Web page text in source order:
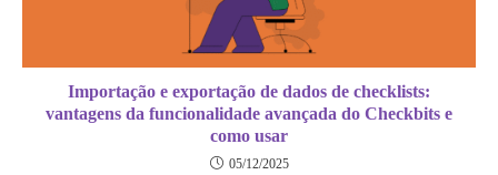
Importação e exportação de dados de checklists:
vantagens da funcionalidade avançada do Checkbits e
como usar
05/12/2025